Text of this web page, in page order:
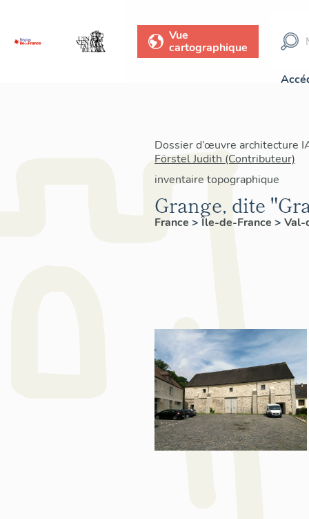
Vue
cartographique
Dossier d’œuvre architecture
Förstel Judith (Contributeur)
inventaire topographique
Grange, dite
France > Île-de-France >